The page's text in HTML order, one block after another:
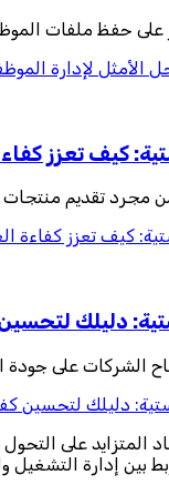
على حفظ ملفات
الأمثل لإدارة
كيف تعزز
مجرد تقديم
كيف تعزز كفاءة
دليلك
الشركات على جودة
دليلك لتحسين
على
بين إدارة